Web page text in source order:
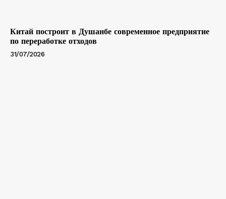
Китай построит в Душанбе современное предприятие
по переработке отходов
31/07/2026